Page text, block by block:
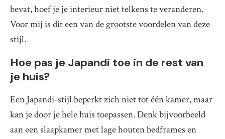
bevat, hoef je je interieur niet telkens te veranderen.
Voor mij is dit een van de grootste voordelen van deze
stijl.
Hoe pas je Japandi toe in de rest van
je huis?
Een Japandi-stijl beperkt zich niet tot één kamer, maar
kan je door je hele huis toepassen. Denk bijvoorbeeld
aan een slaapkamer met lage houten bedframes en